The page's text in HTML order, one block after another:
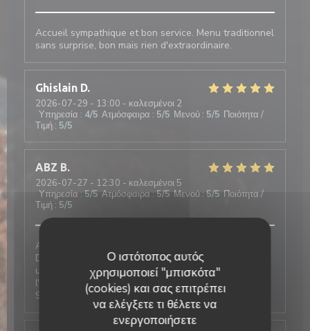
Ο ιστότοπος αυτός
χρησιμοποιεί "μπισκότα"
(cookies) και σας επιτρέπει
να ελέγξετε τι θέλετε να
ενεργοποιήσετε
Accueil sympathique et bon service. Menu traditionnel
sans surprise, bon mais rien d'extraordinaire.
Ghislain D
2026-07-29 - 13:00 - καλεσμένοι 2
Υπηρεσία : 4/5 Ατμόσφαιρα : 5/5 Μενού : 5/5 Ποιότητα /
Τιμή : 5/5
ABZ B
2026-07-27 - 12:30 - καλεσμένοι 5
Υπηρεσία : 5/5 Ατμόσφαιρα : 5/5 Μενού : 5/5 Ποιότητα /
Τιμή : 5/5
Au Café Plume, on est toujours très bien accueillis.
Deux très bonnes expériences de réservation, l'une
un midi pour une petite table (4 adultes, 2 bébés),
l'autre pour un petit déjeuner professionnel à l'étage.
Service impeccable, plats quali. Je recommande